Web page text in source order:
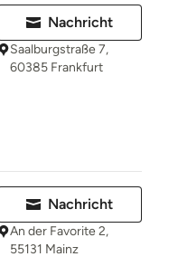
Nachricht
Saalburgstraße 7,
60385 Frankfurt
Nachricht
An der Favorite 2,
55131 Mainz